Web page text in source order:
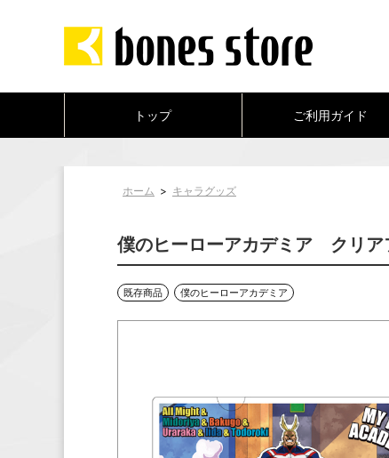
トップ ご利用ガイド
ホーム > キャラグッズ
僕のヒーローアカデミア クリ
既存商品 僕のヒーローアカデミア